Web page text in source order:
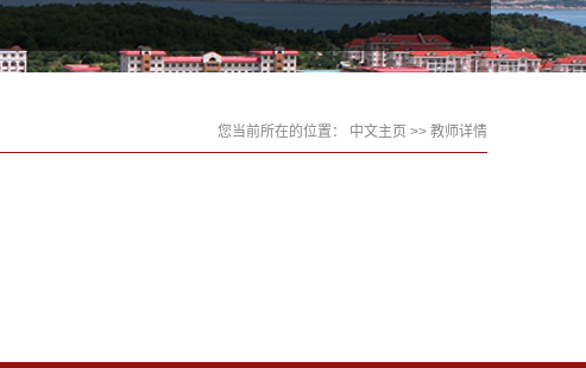
您当前所在的位置： 中文主页 >> 教师详情